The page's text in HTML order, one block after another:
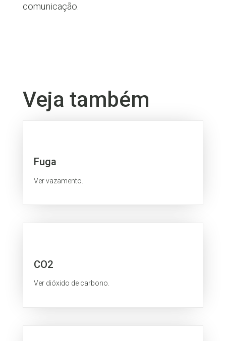
comunicação.
Veja também
Fuga
Ver vazamento.
CO2
Ver dióxido de carbono.